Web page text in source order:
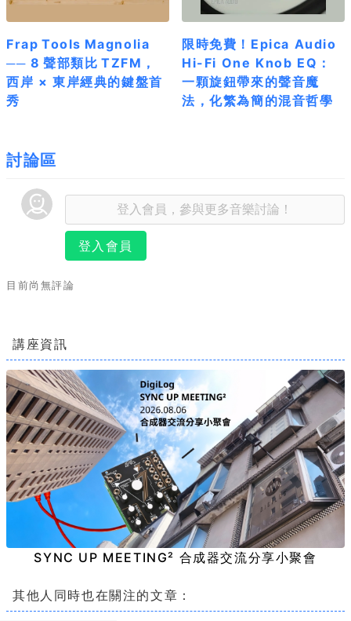
Frap Tools Magnolia
── 8 聲部類比 TZFM，
西岸 × 東岸經典的鍵盤首
秀
限時免費！Epica Audio
Hi-Fi One Knob EQ：
一顆旋鈕帶來的聲音魔
法，化繁為簡的混音哲學
討論區
登入會員
目前尚無評論
講座資訊
SYNC UP MEETING² 合成器交流分享小聚會
其他人同時也在關注的文章：